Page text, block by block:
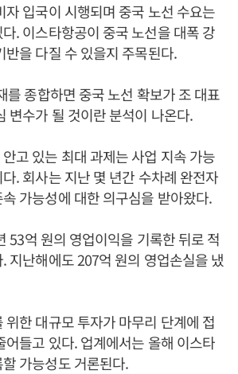
자 입국이 시행되며 중국 노선 수요는
. 이스타항공이 중국 노선을 대폭 강
반을 다질 수 있을지 주목된다.
를 종합하면 중국 노선 확보가 조 대표
변수가 될 것이란 분석이 나온다.
고 있는 최대 과제는 사업 지속 가능
. 회사는 지난 몇 년간 수차례 완전자
가능성에 대한 의구심을 받아왔다.
53억 원의 영업이익을 기록한 뒤로 적
지난해에도 207억 원의 영업손실을 냈
위한 대규모 투자가 마무리 단계에 접
어들고 있다. 업계에서는 올해 이스타
가능성도 거론된다.